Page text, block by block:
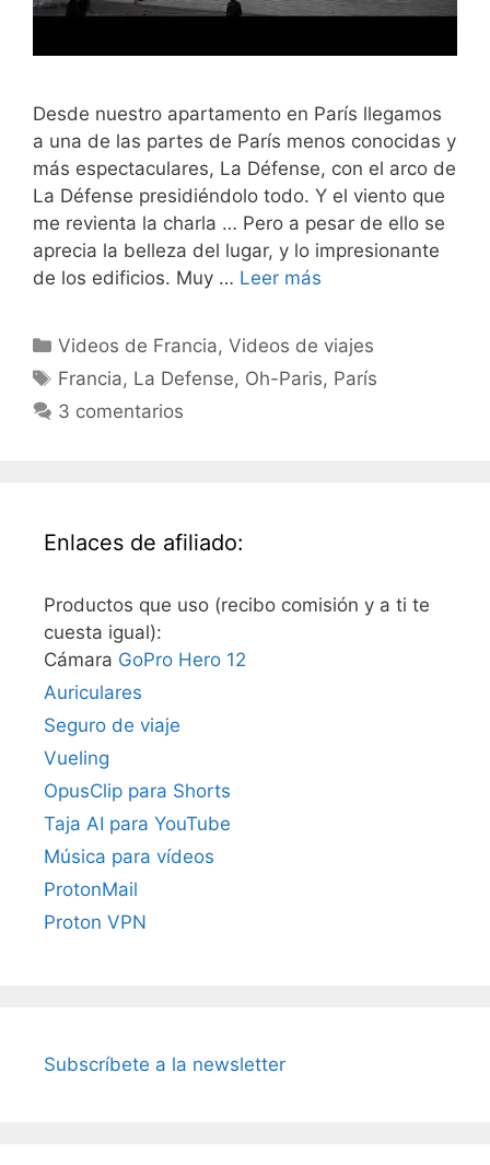
Desde nuestro apartamento en París llegamos
a una de las partes de París menos conocidas y
más espectaculares, La Défense, con el arco de
La Défense presidiéndolo todo. Y el viento que
me revienta la charla … Pero a pesar de ello se
aprecia la belleza del lugar, y lo impresionante
de los edificios. Muy … Leer más
Categorías
Videos de Francia,Videos de viajes
Etiquetas
Francia, La Defense, Oh-Paris, París
3 comentarios
Enlaces de afiliado:
Productos que uso (recibo comisión y a ti te
cuesta igual):
Cámara GoPro Hero 12
Auriculares
Seguro de viaje
Vueling
OpusClip para Shorts
Taja AI para YouTube
Música para vídeos
ProtonMail
Proton VPN
Subscríbete a la newsletter